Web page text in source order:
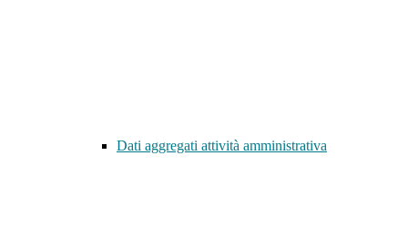
Dati aggregati attività amministrativa